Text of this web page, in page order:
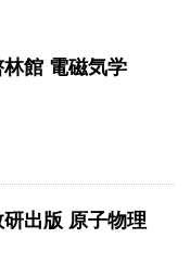
館 電磁気学
出版 原子物理